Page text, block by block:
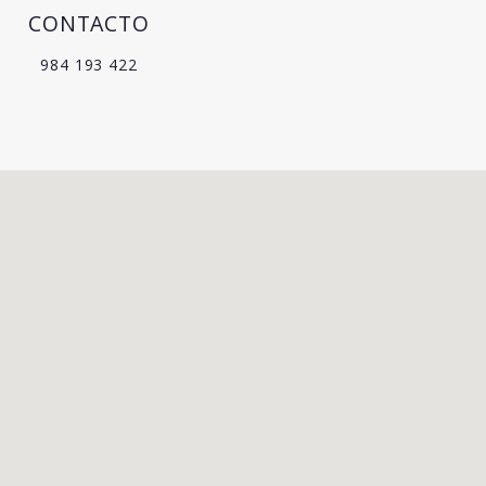
CONTACTO
984 193 422